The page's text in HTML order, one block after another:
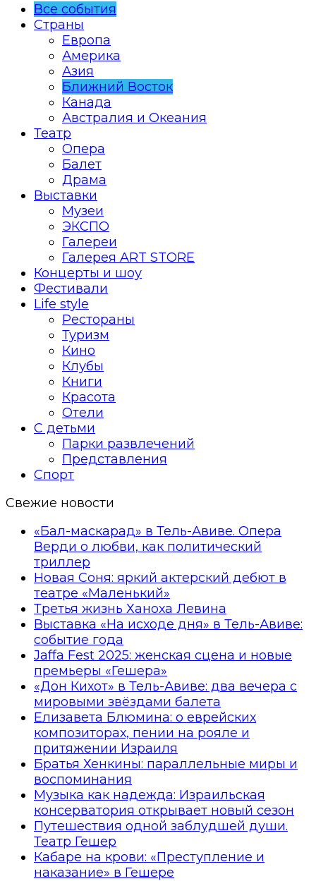
Все события
Страны
Европа
Америка
Азия
Ближний Восток
Канада
Австралия и Океания
Театр
Опера
Балет
Драма
Выставки
Музеи
ЭКСПО
Галереи
Галерея ART STORE
Концерты и шоу
Фестивали
Life style
Рестораны
Туризм
Кино
Клубы
Книги
Красота
Отели
С детьми
Парки развлечений
Представления
Спорт
Свежие новости
«Бал-маскарад» в Тель-Авиве. Опера
Верди о любви, как политический
триллер
Новая Соня: яркий актерский дебют в
театре «Маленький»
Третья жизнь Ханоха Левина
Выставка «На исходе дня» в Тель-Авиве:
событие года
Jaffa Fest 2025: женская сцена и новые
премьеры «Гешера»
«Дон Кихот» в Тель-Авиве: два вечера с
мировыми звёздами балета
Елизавета Блюмина: о еврейских
композиторах, пении на рояле и
притяжении Израиля
Братья Хенкины: параллельные миры и
воспоминания
Музыка как надежда: Израильская
консерватория открывает новый сезон
Путешествия одной заблудшей души.
Театр Гешер
Кабаре на крови: «Преступление и
наказание» в Гешере